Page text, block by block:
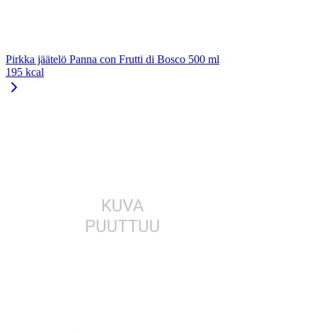
Pirkka jäätelö Panna con Frutti di Bosco 500 ml
195 kcal